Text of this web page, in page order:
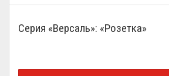
Серия «Версаль»: «Розетка»